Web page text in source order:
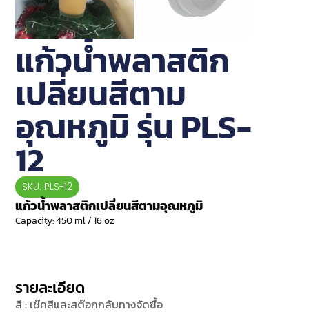
แก้วน้ำพลาสติก
เปลี่ยนสีตาม
อุณหภูมิ รุ่น PLS-
12
SKU: PLS-12
แก้วน้ำพลาสติกเปลี่ยนสีตามอุณหภูมิ
Capacity:450 ml / 16 oz
รายละเอียด
สี : เช๊คสีและสต๊อกกลับทางจัดซื้อ